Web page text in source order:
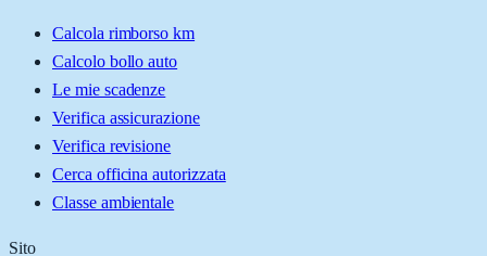
Calcola rimborso km
Calcolo bollo auto
Le mie scadenze
Verifica assicurazione
Verifica revisione
Cerca officina autorizzata
Classe ambientale
Sito